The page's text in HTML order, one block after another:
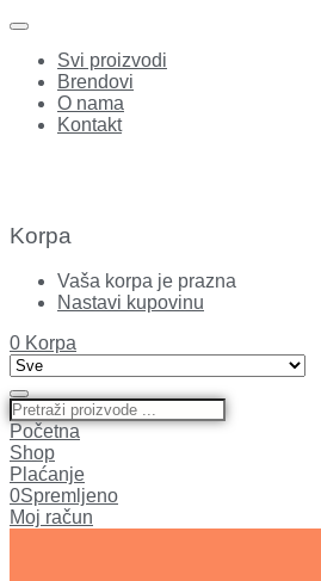
Svi proizvodi
Brendovi
O nama
Kontakt
Korpa
Vaša korpa je prazna
Nastavi kupovinu
0 Korpa
Početna
Shop
Plaćanje
0Spremljeno
Moj račun